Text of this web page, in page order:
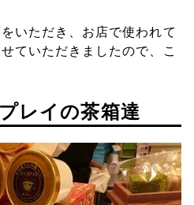
いただき、お店で使われて
ていただきましたので、こ
レイの茶箱達